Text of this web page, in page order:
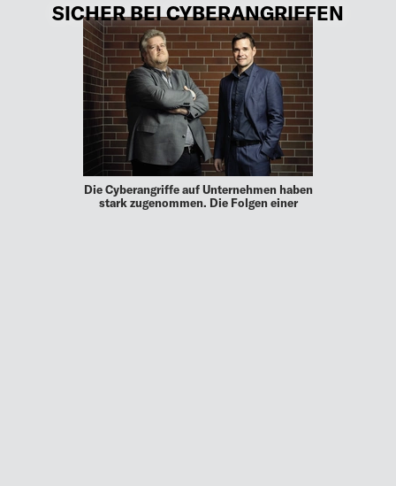
SICHER BEI CYBERANGRIFFEN
Die Cyberangriffe auf Unternehmen haben
stark zugenommen. Die Folgen einer